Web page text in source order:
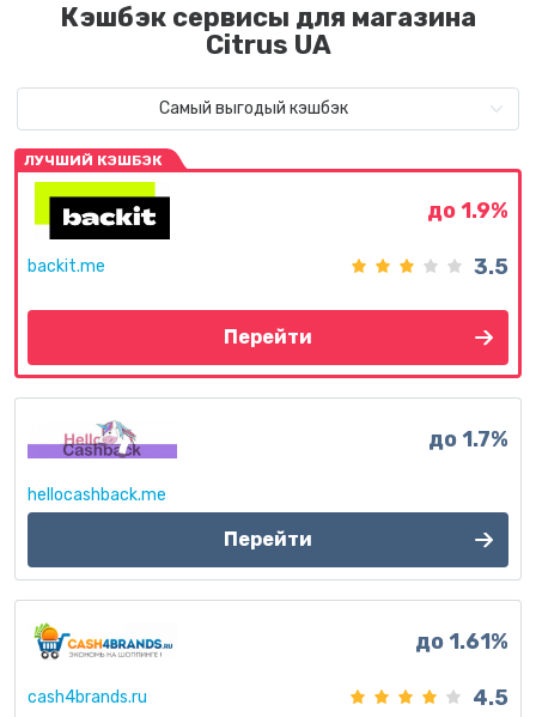
Кэшбэк сервисы для магазина
Citrus UA
Самый выгодый кэшбэк
ЛУЧШИЙ КЭШБЭК
backit.me
до 1.9%
3.5
Перейти
hellocashback.me
до 1.7%
Перейти
cash4brands.ru
до 1.61%
4.5